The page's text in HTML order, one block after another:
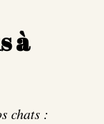
à
chats :